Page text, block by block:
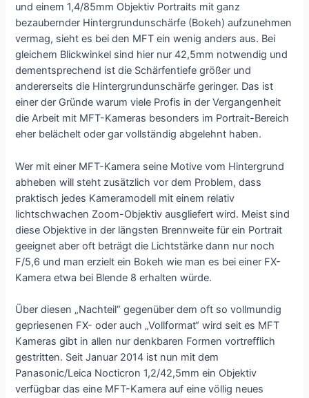
und einem 1,4/85mm Objektiv Portraits mit ganz
bezaubernder Hintergrundunschärfe (Bokeh) aufzunehmen
vermag, sieht es bei den MFT ein wenig anders aus. Bei
gleichem Blickwinkel sind hier nur 42,5mm notwendig und
dementsprechend ist die Schärfentiefe größer und
andererseits die Hintergrundunschärfe geringer. Das ist
einer der Gründe warum viele Profis in der Vergangenheit
die Arbeit mit MFT-Kameras besonders im Portrait-Bereich
eher belächelt oder gar vollständig abgelehnt haben.
Wer mit einer MFT-Kamera seine Motive vom Hintergrund
abheben will steht zusätzlich vor dem Problem, dass
praktisch jedes Kameramodell mit einem relativ
lichtschwachen Zoom-Objektiv ausgliefert wird. Meist sind
diese Objektive in der längsten Brennweite für ein Portrait
geeignet aber oft beträgt die Lichtstärke dann nur noch
F/5,6 und man erzielt ein Bokeh wie man es bei einer FX-
Kamera etwa bei Blende 8 erhalten würde.
Über diesen „Nachteil“ gegenüber dem oft so vollmundig
gepriesenen FX- oder auch „Vollformat“ wird seit es MFT
Kameras gibt in allen nur denkbaren Formen vortrefflich
gestritten. Seit Januar 2014 ist nun mit dem
Panasonic/Leica Nocticron 1,2/42,5mm ein Objektiv
verfügbar das eine MFT-Kamera auf eine völlig neues